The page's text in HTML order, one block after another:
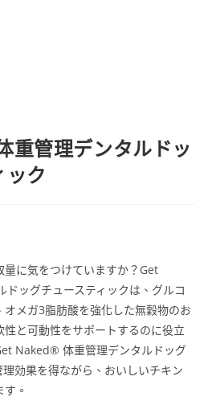
管理デンタルドッ
ック
に気をつけていますか？Get
ッグチュースティックは、グルコ
メガ3脂肪酸を強化した無穀物のお
と可動性をサポートするのに役立
Naked® 体重管理デンタルドッグ
効果を得ながら、おいしいチキン
。